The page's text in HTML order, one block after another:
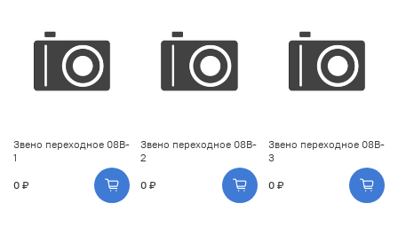
Звено переходное 08B-
1
0 ₽
Звено переходное 08B-
2
0 ₽
Звено переходное 08B-
3
0 ₽